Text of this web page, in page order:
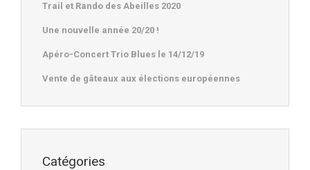
Trail et Rando des Abeilles 2020
Une nouvelle année 20/20 !
Apéro-Concert Trio Blues le 14/12/19
Vente de gâteaux aux élections européennes
Catégories